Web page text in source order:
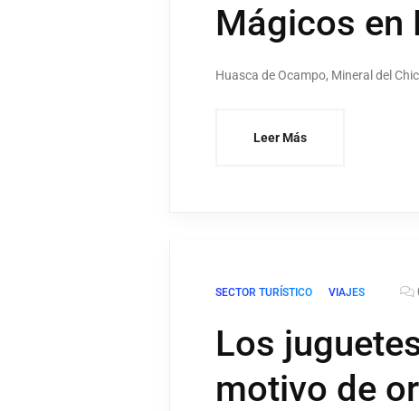
Mágicos en
Huasca de Ocampo, Mineral del
Leer Más
SECTOR TURÍSTICO VIAJES
Los
motivo de